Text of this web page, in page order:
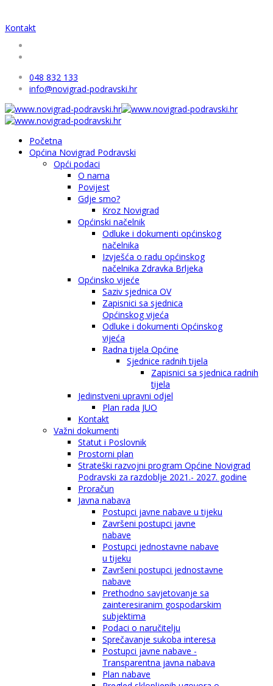
Kontakt
048 832 133
info@novigrad-podravski.hr
Početna
Općina Novigrad Podravski
Opći podaci
O nama
Povijest
Gdje smo?
Kroz Novigrad
Općinski načelnik
Odluke i dokumenti općinskog
načelnika
Izvješća o radu općinskog
načelnika Zdravka Brljeka
Općinsko vijeće
Saziv sjednica OV
Zapisnici sa sjednica
Općinskog vijeća
Odluke i dokumenti Općinskog
vijeća
Radna tijela Općine
Sjednice radnih tijela
Zapisnici sa sjednica radnih
tijela
Jedinstveni upravni odjel
Plan rada JUO
Kontakt
Važni dokumenti
Statut i Poslovnik
Prostorni plan
Strateški razvojni program Općine Novigrad
Podravski za razdoblje 2021.- 2027. godine
Proračun
Javna nabava
Postupci javne nabave u tijeku
Završeni postupci javne
nabave
Postupci jednostavne nabave
u tijeku
Završeni postupci jednostavne
nabave
Prethodno savjetovanje sa
zainteresiranim gospodarskim
subjektima
Podaci o naručitelju
Sprečavanje sukoba interesa
Postupci javne nabave -
Transparentna javna nabava
Plan nabave